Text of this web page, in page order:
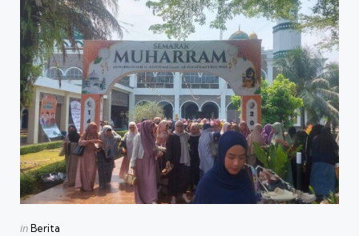
Categories
Posted
inBerita